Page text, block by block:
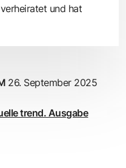
und hat
26. September 2025
trend. Ausgabe